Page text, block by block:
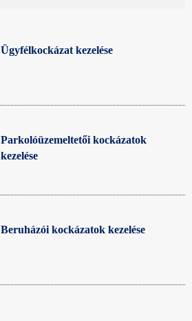
Ügyfélkockázat kezelése
Parkolóüzemeltetői kockázatok
kezelése
Beruházói kockázatok kezelése